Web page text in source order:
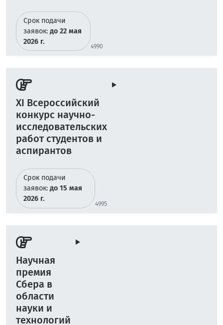
Срок подачи
заявок:до 22 мая
2026 г.
4990
XI Всероссийский
конкурс научно-
исследовательских
работ студентов и
аспирантов
Срок подачи
заявок:до 15 мая
2026 г.
4995
Научная
премия
Сбера в
области
науки и
технологий